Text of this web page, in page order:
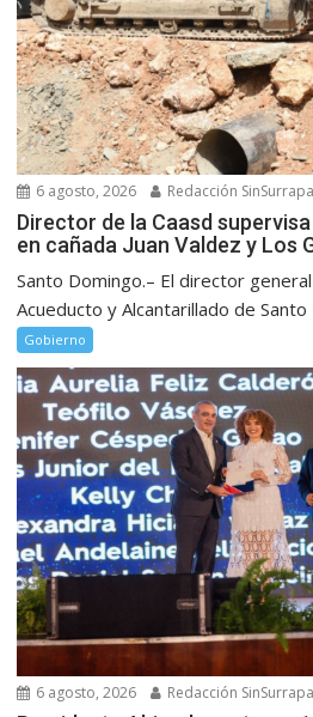
6 agosto, 2026 Redacción SinSurrapa
Director de la Caasd
en cañada Juan Valdez y Los
Santo Domingo.– El director
Acueducto y Alcantarillado de Santo
Gobierno
6 agosto, 2026 Redacción SinSurrapa